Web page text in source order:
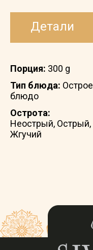
Детали
Порция: 300 g
Тип блюда: Острое
блюдо
Острота:
Неострый, Острый,
Жгучий